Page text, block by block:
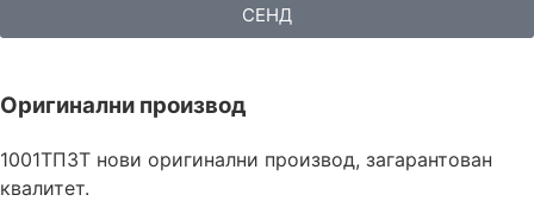
СЕНД
Оригинални производ
1001ТП3Т нови оригинални производ, загарантован
квалитет.